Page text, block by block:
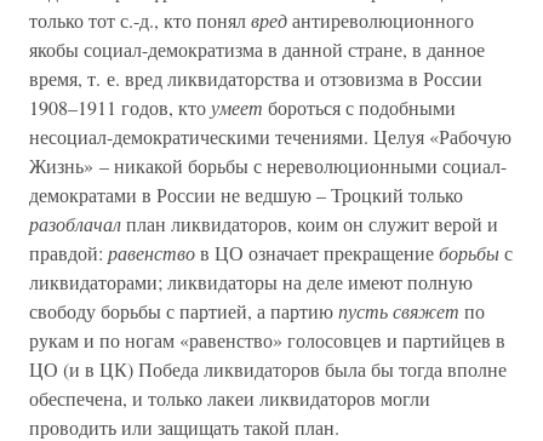
только тот с.-д., кто понялвредантиреволюционного
якобы социал-демократизма в данной стране, в данное
время, т. е. вред ликвидаторства и отзовизма в России
1908–1911 годов, ктоумеет бороться с подобными
несоциал-демократическими течениями. Целуя «Рабочую
Жизнь» – никакой борьбы с нереволюционными социал-
демократами в России не ведшую – Троцкий только
разоблачалплан ликвидаторов, коим он служит верой и
правдой: равенствов ЦО означает прекращениеборьбыс
ликвидаторами; ликвидаторы на деле имеют полную
свободу борьбы с партией, а партиюпусть свяжет по
рукам и по ногам «равенство» голосовцев и партийцев в
ЦО (и в ЦК) Победа ликвидаторов была бы тогда вполне
обеспечена, и только лакеи ликвидаторов могли
проводить или защищать такой план.